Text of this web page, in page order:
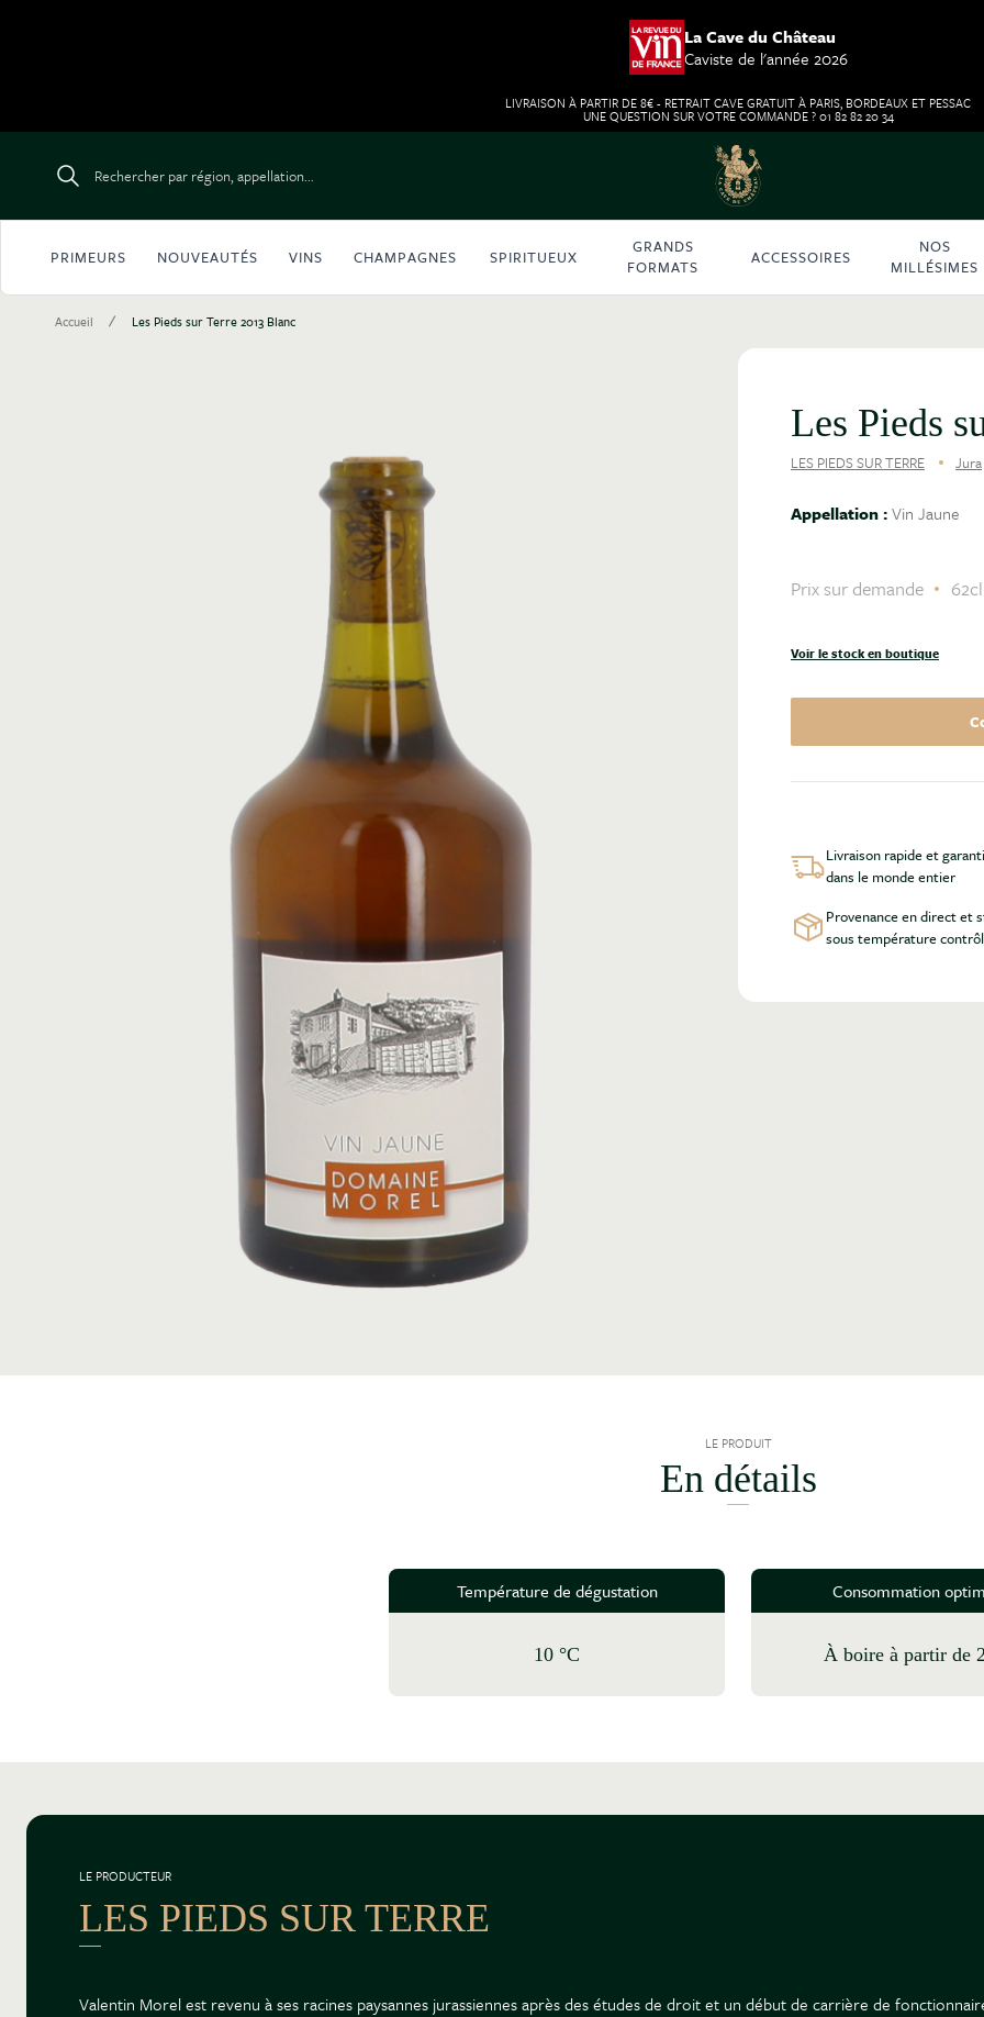
La Cave du Château
Caviste de l'année 2026
LIVRAISON À PARTIR DE 8€ - RETRAIT CAVE GRATUIT À PARIS, BORDEAUX ET PESSAC
UNE QUESTION SUR VOTRE COMMANDE ? 01 82 82 20 34
Rechercher par région, appellation...
PRIMEURS NOUVEAUTÉS VINS CHAMPAGNES SPIRITUEUX
GRANDS
FORMATS
ACCESSOIRES
NOS
MILLÉSIMES
Accueil / Les Pieds sur Terre 2013 Blanc
Les Pieds
LES PIEDS SUR TERRE Jura
Appellation :Vin Jaune
Prix sur demande 62cl
Voir le stock en boutique
Livraison rapide et
dans le monde entier
Provenance en direct et
sous température
LE PRODUIT
En détails
Température de dégustation
10 °C
Consommation
à boire à partir de
LE PRODUCTEUR
LES PIEDS SUR TERRE
Valentin Morel est revenu à ses racines paysannes jurassiennes après des études de droit et un début de carrière de